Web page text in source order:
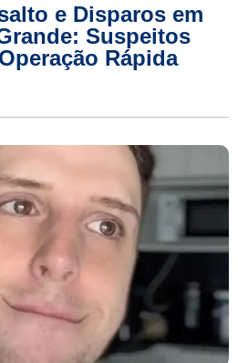
e Disparos em
Suspeitos
Rápida